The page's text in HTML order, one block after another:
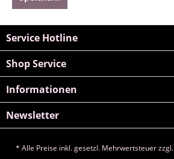
Service Hotline
Shop Service
Informationen
Newsletter
* Alle Preise inkl. gesetzl. Mehrwertsteuer zzgl.